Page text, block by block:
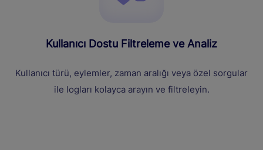
Kullanıcı Dostu Filtreleme ve Analiz
Kullanıcı türü, eylemler, zaman aralığı veya özel sorgular
ile logları kolayca arayın ve filtreleyin.